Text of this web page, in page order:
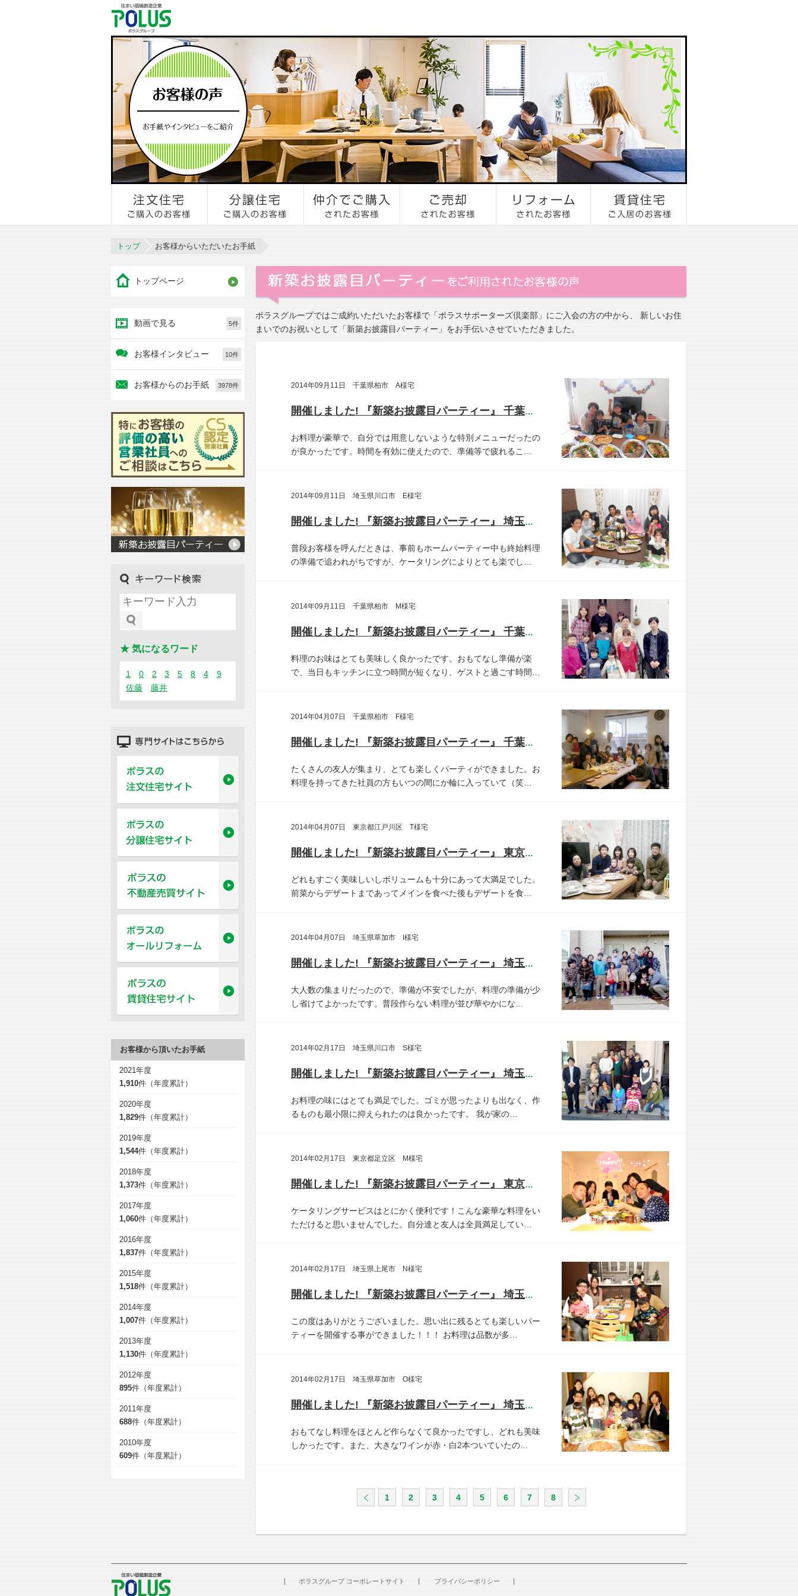
トップ お客様からいただいたお手紙
ポラスグループではご成約いただいたお客様で「ポラスサポーターズ倶楽部」にご入会の方の中から、 新しいお住
まいでのお祝いとして「新築お披露目パーティー」をお手伝いさせていただきました。
2014年09月11日 千葉県柏市 A様宅
開催しました! 『新築お披露目パーティー』 千葉県柏市 A様宅
お料理が豪華で、自分では用意しないような特別メニューだったの
が良かったです。時間を有効に使えたので、準備等で疲れるこ…
2014年09月11日 埼玉県川口市 E様宅
開催しました! 『新築お披露目パーティー』 埼玉県川口市 E様宅
普段お客様を呼んだときは、事前もホームパーティー中も終始料理
の準備で追われがちですが、ケータリングによりとても楽でし…
2014年09月11日 千葉県柏市 M様宅
開催しました! 『新築お披露目パーティー』 千葉県柏市 M様宅
料理のお味はとても美味しく良かったです。おもてなし準備が楽
で、当日もキッチンに立つ時間が短くなり、ゲストと過ごす時間…
2014年04月07日 千葉県柏市 F様宅
開催しました! 『新築お披露目パーティー』 千葉県柏市 F様宅
たくさんの友人が集まり、とても楽しくパーティができました。お
料理を持ってきた社員の方もいつの間にか輪に入っていて（笑…
2014年04月07日 東京都江戸川区 T様宅
開催しました! 『新築お披露目パーティー』 東京都江戸川区 T様宅
どれもすごく美味しいしボリュームも十分にあって大満足でした。
前菜からデザートまであってメインを食べた後もデザートを食…
2014年04月07日 埼玉県草加市 I様宅
開催しました! 『新築お披露目パーティー』 埼玉県草加市 I様宅
大人数の集まりだったので、準備が不安でしたが、料理の準備が少
し省けてよかったです。普段作らない料理が並び華やかにな…
2014年02月17日 埼玉県川口市 S様宅
開催しました! 『新築お披露目パーティー』 埼玉県川口市 S様宅
お料理の味にはとても満足でした。ゴミが思ったよりも出なく、作
るものも最小限に抑えられたのは良かったです。
我が家の…
2014年02月17日 東京都足立区 M様宅
開催しました! 『新築お披露目パーティー』 東京都足立区 M様宅
ケータリングサービスはとにかく便利です！こんな豪華な料理をい
ただけると思いませんでした。自分達と友人は全員満足してい…
2014年02月17日 埼玉県上尾市 N様宅
開催しました! 『新築お披露目パーティー』 埼玉県上尾市 N様宅
この度はありがとうございました。思い出に残るとても楽しいパー
ティーを開催する事ができました！！！
お料理は品数が多…
2014年02月17日 埼玉県草加市 O様宅
開催しました! 『新築お披露目パーティー』 埼玉県草加市 O様宅
おもてなし料理をほとんど作らなくて良かったですし、どれも美味
しかったです。また、大きなワインが赤・白2本ついていたの…
1 2 3 4 5 6 7 8
トップページ
動画で見る 5件
お客様インタビュー 10件
お客様からのお手紙 3978件
★ 気になるワード
1 0 2 3 5 8 4
9
佐藤
藤井
お客様から頂いたお手紙
2021年度
1,910件（年度累計）
2020年度
1,829件（年度累計）
2019年度
1,544件（年度累計）
2018年度
1,373件（年度累計）
2017年度
1,060件（年度累計）
2016年度
1,837件（年度累計）
2015年度
1,518件（年度累計）
2014年度
1,007件（年度累計）
2013年度
1,130件（年度累計）
2012年度
895件（年度累計）
2011年度
688件（年度累計）
2010年度
609件（年度累計）
ポラスグループ コーポレートサイト
プライバシーポリシー